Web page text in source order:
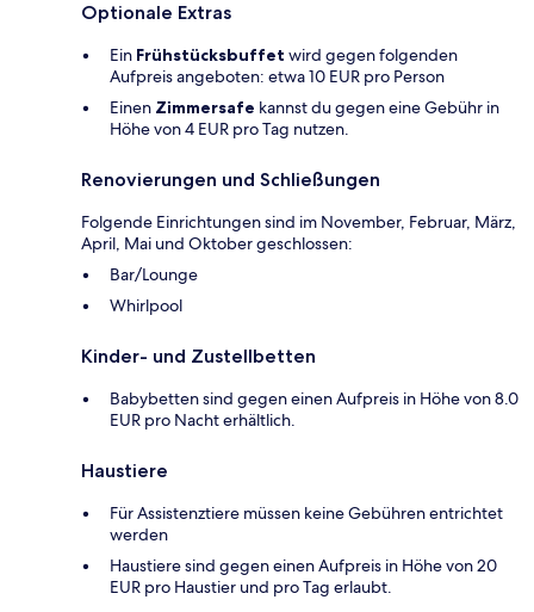
Optionale Extras
Ein Frühstücksbuffet wird gegen folgenden
Aufpreis angeboten: etwa 10 EUR pro Person
Einen Zimmersafe kannst du gegen eine Gebühr in
Höhe von 4 EUR pro Tag nutzen.
Renovierungen und Schließungen
Folgende Einrichtungen sind im November, Februar, März,
April, Mai und Oktober geschlossen:
Bar/Lounge
Whirlpool
Kinder- und Zustellbetten
Babybetten sind gegen einen Aufpreis in Höhe von 8.0
EUR pro Nacht erhältlich.
Haustiere
Für Assistenztiere müssen keine Gebühren entrichtet
werden
Haustiere sind gegen einen Aufpreis in Höhe von 20
EUR pro Haustier und pro Tag erlaubt.